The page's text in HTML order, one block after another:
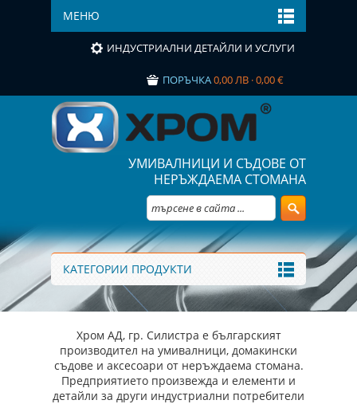
МЕНЮ
ИНДУСТРИАЛНИ ДЕТАЙЛИ И УСЛУГИ
ПОРЪЧКА0,00 ЛВ · 0,00 €
УМИВАЛНИЦИ И СЪДОВЕ ОТ
НЕРЪЖДАЕМА СТОМАНА
КАТЕГОРИИ ПРОДУКТИ
Хром АД, гр. Силистра е българският
производител на умивалници, домакински
съдове и аксесоари от неръждаема стомана.
Предприятието произвежда и елементи и
детайли за други индустриални потребители